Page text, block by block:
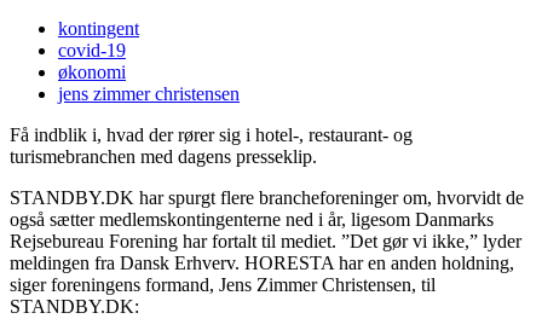
kontingent
covid-19
økonomi
jens zimmer christensen
Få indblik i, hvad der rører sig i hotel-, restaurant- og
turismebranchen med dagens presseklip.
STANDBY.DK har spurgt flere brancheforeninger om, hvorvidt de
også sætter medlemskontingenterne ned i år, ligesom Danmarks
Rejsebureau Forening har fortalt til mediet. ”Det gør vi ikke,” lyder
meldingen fra Dansk Erhverv. HORESTA har en anden holdning,
siger foreningens formand, Jens Zimmer Christensen, til
STANDBY.DK: